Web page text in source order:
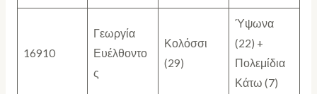
16910
Γεωργία
Ευέλθοντο
ς
Κολόσσι
(29)
Ύψωνα
(22) +
Πολεμίδια
Κάτω (7)